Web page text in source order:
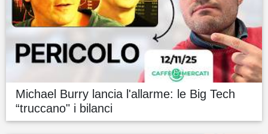
Michael Burry lancia l'allarme: le Big Tech
“truccano" i bilanci